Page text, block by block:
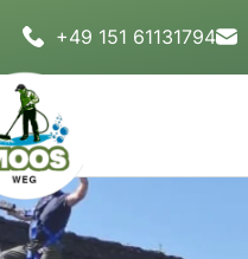
+49 151 61131794